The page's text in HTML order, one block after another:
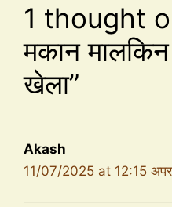
1 thought
मकान
खेला”
Akash
11/07/2025 at 12:15